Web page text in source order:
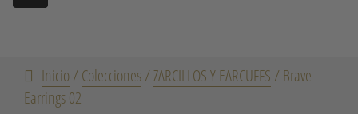
Inicio/Colecciones/ZARCILLOS Y EARCUFFS /Brave
Earrings 02